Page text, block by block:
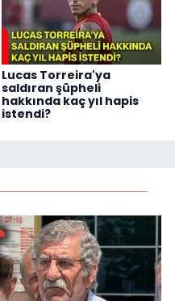
Lucas Torreira'ya
saldıran şüpheli
hakkında kaç yıl hapis
istendi?